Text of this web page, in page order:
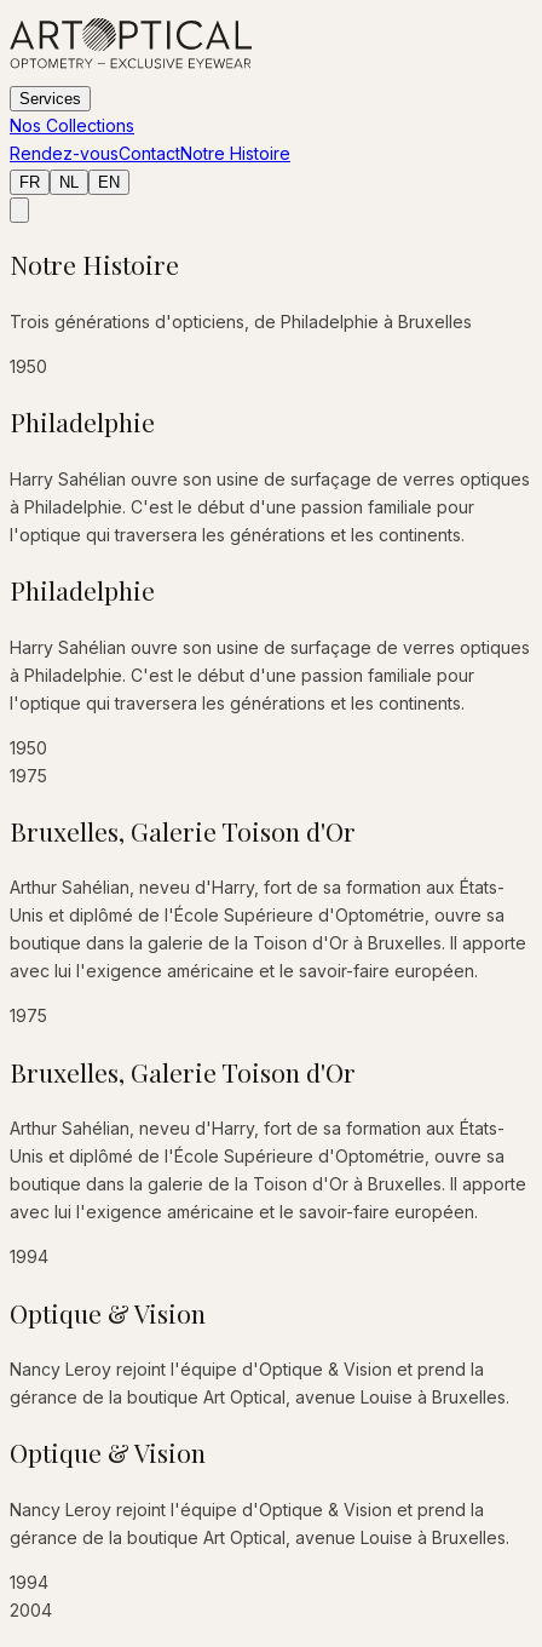
Services
Nos Collections
Rendez-vousContactNotre Histoire
FR NL EN
Notre Histoire
Trois générations d'opticiens, de Philadelphie à Bruxelles
1950
Philadelphie
Harry Sahélian ouvre son usine de surfaçage de verres optiques
à Philadelphie. C'est le début d'une passion familiale pour
l'optique qui traversera les générations et les continents.
Philadelphie
Harry Sahélian ouvre son usine de surfaçage de verres optiques
à Philadelphie. C'est le début d'une passion familiale pour
l'optique qui traversera les générations et les continents.
1950
1975
Bruxelles, Galerie Toison d'Or
Arthur Sahélian, neveu d'Harry, fort de sa formation aux États-
Unis et diplômé de l'École Supérieure d'Optométrie, ouvre sa
boutique dans la galerie de la Toison d'Or à Bruxelles. Il apporte
avec lui l'exigence américaine et le savoir-faire européen.
1975
Bruxelles, Galerie Toison d'Or
Arthur Sahélian, neveu d'Harry, fort de sa formation aux États-
Unis et diplômé de l'École Supérieure d'Optométrie, ouvre sa
boutique dans la galerie de la Toison d'Or à Bruxelles. Il apporte
avec lui l'exigence américaine et le savoir-faire européen.
1994
Optique & Vision
Nancy Leroy rejoint l'équipe d'Optique & Vision et prend la
gérance de la boutique Art Optical, avenue Louise à Bruxelles.
Optique & Vision
Nancy Leroy rejoint l'équipe d'Optique & Vision et prend la
gérance de la boutique Art Optical, avenue Louise à Bruxelles.
1994
2004